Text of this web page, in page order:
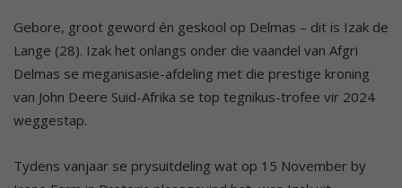
Gebore, groot geword én geskool op Delmas – dit is Izak de
Lange (28). Izak het onlangs onder die vaandel van Afgri
Delmas se meganisasie-afdeling met die prestige kroning
van John Deere Suid-Afrika se top tegnikus-trofee vir 2024
weggestap.
Tydens vanjaar se prysuitdeling wat op 15 November by